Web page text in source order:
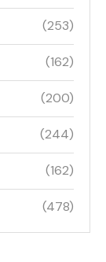
(253)
(162)
(200)
(244)
(162)
(478)